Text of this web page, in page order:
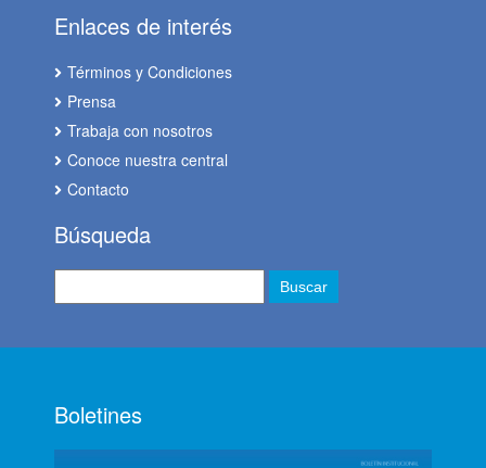
Enlaces de interés
Términos y Condiciones
Prensa
Trabaja con nosotros
Conoce nuestra central
Contacto
Búsqueda
Boletines